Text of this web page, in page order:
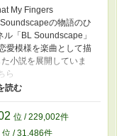
My Fingers
の物語のひ
「BL Soundscape」
愛模様を楽曲として描
小説を展開していま
ら
@bontenmaru-z1v 本
フレという関係で体
悠斗の一方的な別れ
位 / 229,002件
位 / 31,486件